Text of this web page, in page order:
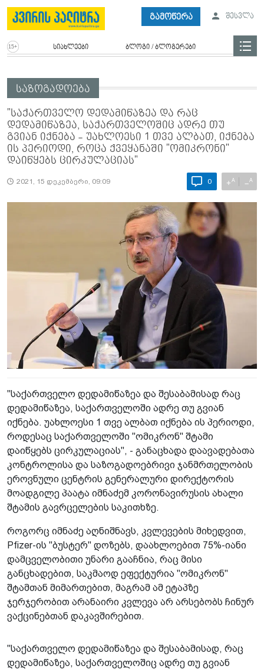
გამოწერა შესვლა
სიახლეები ბლოგი / ბლოგერები
საზოგადოება
"საქართველო დედამიწაზეა და რაც
დედამიწაზეა, საქართველოშიც ადრე თუ
გვიან იქნება - უახლოესი 1 თვე ალბათ, იქნება
ის პერიოდი, როცა ქვეყანაში "ომიკრონი"
დაიწყებს ცირკულაციას"
2021, 15 დეკემბერი, 09:09 0 +A −A
"საქართველო დედამიწაზეა და შესაბამისად რაც
დედამიწაზეა, საქართველოში ადრე თუ გვიან
იქნება. უახლოესი 1 თვე ალბათ იქნება ის პერიოდი,
როდესაც საქართველოში "ომიკრონ" შტამი
დაიწყებს ცირკულაციას", - განაცხადა დაავადებათა
კონტროლისა და საზოგადოებრივი ჯანმრთელობის
ეროვნული ცენტრის გენერალური დირექტორის
მოადგილე პაატა იმნაძემ კორონავირუსის ახალი
შტამის გავრცელების საკითხზე.
როგორც იმნაძე აღნიშნავს, კვლევების მიხედვით,
Pfizer-ის "ბუსტერ" დოზებს, დაახლოებით 75%-იანი
დამცველობითი უნარი გააჩნია, რაც მისი
განცხადებით, საკმაოდ ეფექტურია "ომიკრონ"
შტამთან მიმართებით, მაგრამ ამ ეტაპზე
ჯერჯერობით არანაირი კვლევა არ არსებობს ჩინურ
ვაქცინებთან დაკავშირებით.
"საქართველო დედამიწაზეა და შესაბამისად, რაც
დედამიწაზეა, საქართველოშიც ადრე თუ გვიან